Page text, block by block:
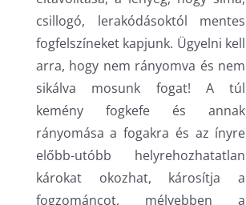
csillogó, lerakódásoktól mentes
fogfelszíneket kapjunk. Ügyelni kell
arra, hogy nem rányomva és nem
sikálva mosunk fogat! A túl
kemény fogkefe és annak
rányomása a fogakra és az ínyre
előbb-utóbb helyrehozhatatlan
károkat okozhat, károsítja a
fogzománcot, mélyebben a